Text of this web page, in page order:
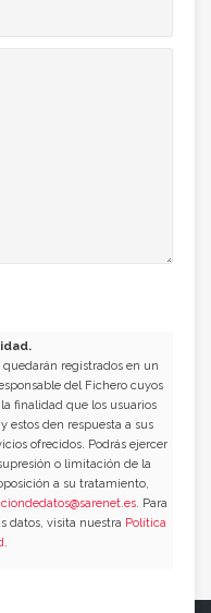
registrados en un
del Fichero cuyos
finalidad que los usuarios
estos den respuesta a sus
ofrecidos. Podrás ejercer
o limitación de la
a su tratamiento,
. Para
datos, visita nuestra Política
.